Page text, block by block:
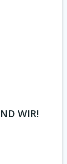
WIR!